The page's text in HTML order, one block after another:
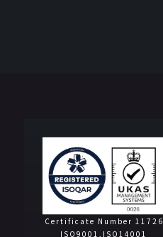
Certificate Number 11726
ISO9001,ISO14001